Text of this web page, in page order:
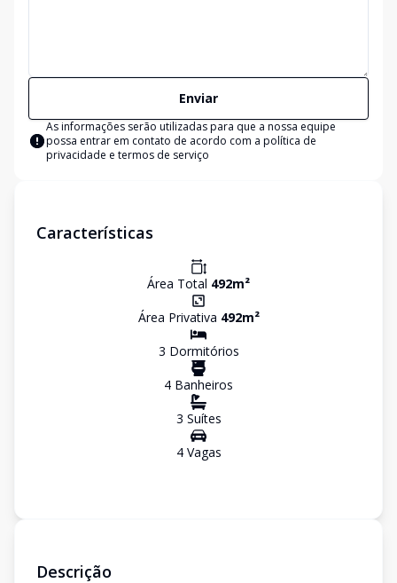
Enviar
As informações serão utilizadas para que a nossa equipe
possa entrar em contato de acordo com a política de
privacidade e termos de serviço
Características
Área Total 492m²
Área Privativa 492m²
3 Dormitórios
4 Banheiros
3 Suítes
4Vagas
Descrição